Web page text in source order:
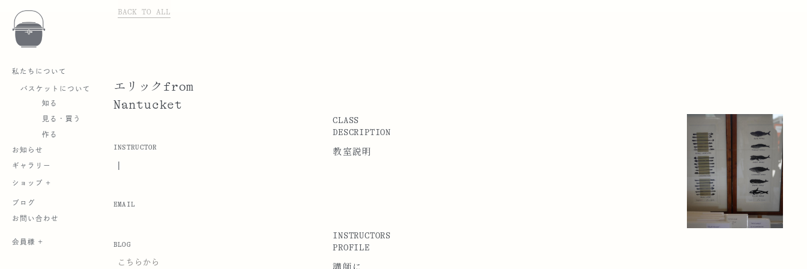
私たちについて
バスケットについて
知る
見る・買う
作る
お知らせ
ギャラリー
ショップ +
ブログ
お問い合わせ
会員様 +
BACK TO ALL
エリックfrom
Nantucket
INSTRUCTOR
|
EMAIL
BLOG
こちらから
CLASS
DESCRIPTION
教室説明
INSTRUCTORS
PROFILE